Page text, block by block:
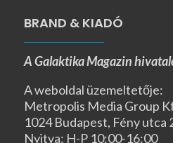
BRAND & KIADÓ
A Galaktika Magazin
A weboldal üzemeltetője:
Metropolis Media Group
1024 Budapest, Fény utca
Nyitva: H-P 10:00-16:00